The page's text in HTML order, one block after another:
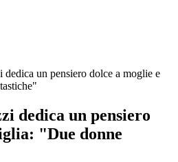
dedica un pensiero dolce a moglie e
dedica un pensiero
"Due donne